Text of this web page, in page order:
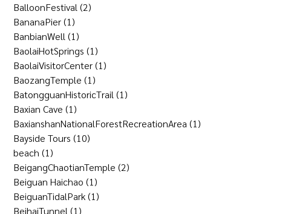
BalloonFestival (2)
BananaPier(1)
BanbianWell (1)
BaolaiHotSprings (1)
BaolaiVisitorCenter(1)
BaozangTemple (1)
BatongguanHistoricTrail (1)
Baxian Cave (1)
BaxianshanNationalForestRecreationArea (1)
Bayside Tours (10)
beach (1)
BeigangChaotianTemple (2)
Beiguan Haichao (1)
BeiguanTidalPark(1)
BeihaiTunnel (1)